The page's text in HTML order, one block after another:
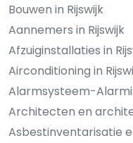
Bouwen in Rijswijk
Aannemers in Rijswijk
Afzuiginstallaties in
Airconditioning in
Alarmsysteem-
Architecten en
Asbestinventarisatie